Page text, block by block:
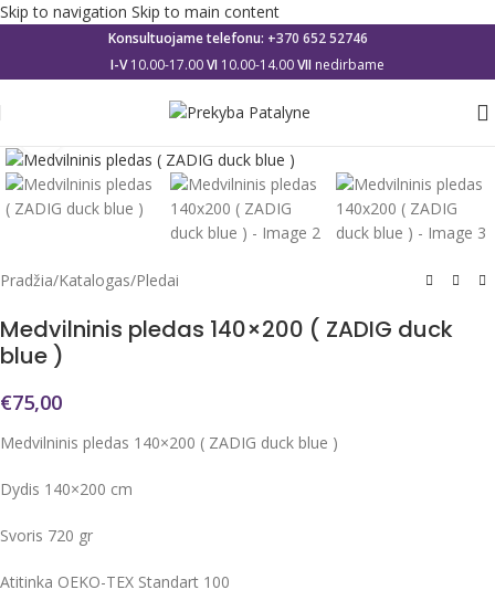
Skip to navigation Skip to main content
Konsultuojame telefonu: +370 652 52746
I-V10.00-17.00VI 10.00-14.00VII nedirbame
Pradžia/Katalogas/Pledai
Medvilninis pledas 140×200 ( ZADIG duck
blue )
€75,00
Medvilninis pledas 140×200 ( ZADIG duck blue )
Dydis 140×200 cm
Svoris 720 gr
Atitinka OEKO-TEX Standart 100